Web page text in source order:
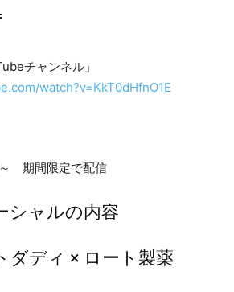
チャンネル」
watch?v=KkT0dHfnO1E
期間限定で配信
シャルの内容
ダディ × ロート製薬